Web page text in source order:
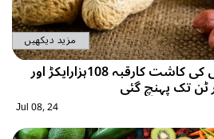
مزید دیکھیں
پاکستان میں مونگ پھلی کی کاشت کارقبہ 108ہزارایکڑ اور
Jul 08, 24